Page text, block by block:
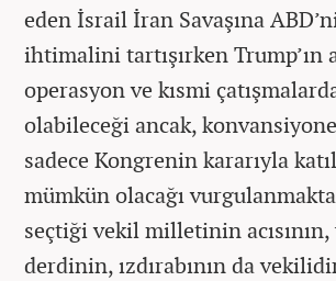
eden İsrail İran Savaşına
ihtimalini tartışırken Trump’ın
operasyon ve kısmi
olabileceği ancak,
sadece Kongrenin kararıyla
mümkün olacağı
seçtiği vekil milletinin acısının,
derdinin, ızdırabının da